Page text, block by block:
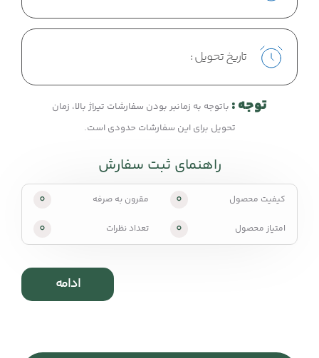
تاریخ تحویل :
توجه : باتوجه به زمانبر بودن سفارشات تیراژ بالا، زمان
تحویل برای این سفارشات حدودی است.
راهنمای ثبت سفارش
کیفیت محصول 0 مقرون به صرفه 0
امتیاز محصول 0 تعداد نظرات 0
ادامه